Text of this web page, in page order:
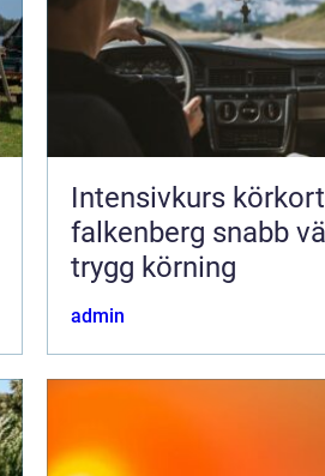
Intensivkurs körkort
falkenberg snabb väg till
trygg körning
admin